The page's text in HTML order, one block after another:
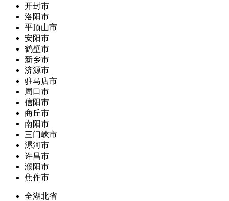
开封市
洛阳市
平顶山市
安阳市
鹤壁市
新乡市
济源市
驻马店市
周口市
信阳市
商丘市
南阳市
三门峡市
漯河市
许昌市
濮阳市
焦作市
全湖北省